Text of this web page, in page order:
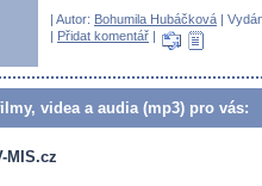
| Autor: Bohumila Hubáčková |
| Přidat komentář |
videa a audia (mp3) pro vás:
MIS.cz